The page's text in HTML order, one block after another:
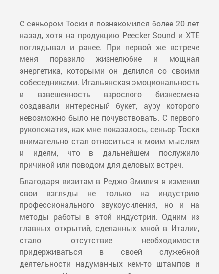
С сеньором Тоски я познакомился более 20 лет
назад, хотя на продукцию Peecker Sound и XTE
поглядывал и ранее. При первой же встрече
меня поразило жизнелюбие и мощная
энергетика, которыми он делился со своими
собеседниками. Итальянская эмоциональность
и взвешенность взрослого бизнесмена
создавали интересный букет, ауру которого
невозможно было не почувствовать. С первого
рукопожатия, как мне показалось, сеньор Тоски
внимательно стал относиться к моим мыслям
и идеям, что в дальнейшем послужило
причиной или поводом для деловых встреч.
Благодаря визитам в Реджо Эмилия я изменил
свои взгляды не только на индустрию
профессионального звукоусиления, но и на
методы работы в этой индустрии. Одним из
главных открытий, сделанных мной в Италии,
стало отсутствие необходимости
придерживаться в своей служебной
деятельности надуманных кем-то штампов и